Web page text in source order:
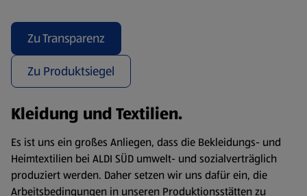
Zu Transparenz
Zu Produktsiegel
Kleidung und Textilien.
Es ist uns ein großes Anliegen, dass die Bekleidungs- und
Heimtextilien bei ALDI SÜD umwelt- und sozialverträglich
produziert werden. Daher setzen wir uns dafür ein, die
Arbeitsbedingungen in unseren Produktionsstätten zu